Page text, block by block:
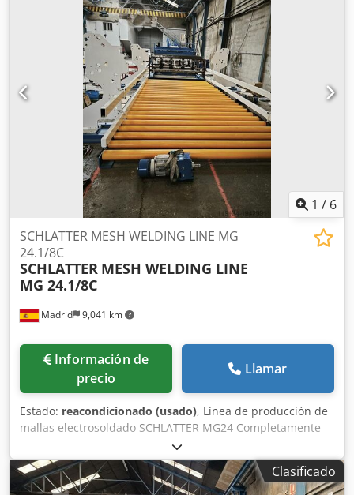
1 / 6
Madrid 9,041 km
SCHLATTER MESH WELDING LINE MG
24.1/8C
SCHLATTER MESH WELDING LINE
MG 24.1/8C
Información de
precio
Llamar
Estado: reacondicionado (usado), Línea de producción de
mallas electrosoldado SCHLATTER MG24 Completamente
renovada RANGO DE TRABAJO Ancho de los paneles: máx.
2500 mm Longitud de los hilos de trama: mín. 900 mm
Longitud de los hilos de trama con el distribuidor QF5:
Clasificado